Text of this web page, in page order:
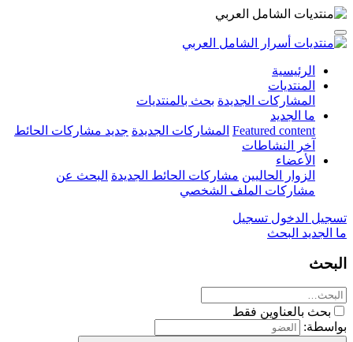
الرئيسية
المنتديات
المشاركات الجديدة بحث بالمنتديات
ما الجديد
Featured content المشاركات الجديدة جديد مشاركات الحائط
آخر النشاطات
الأعضاء
الزوار الحاليين مشاركات الحائط الجديدة البحث عن
مشاركات الملف الشخصي
تسجيل الدخول تسجيل
ما الجديد البحث
البحث
بحث بالعناوين فقط
بواسطة: